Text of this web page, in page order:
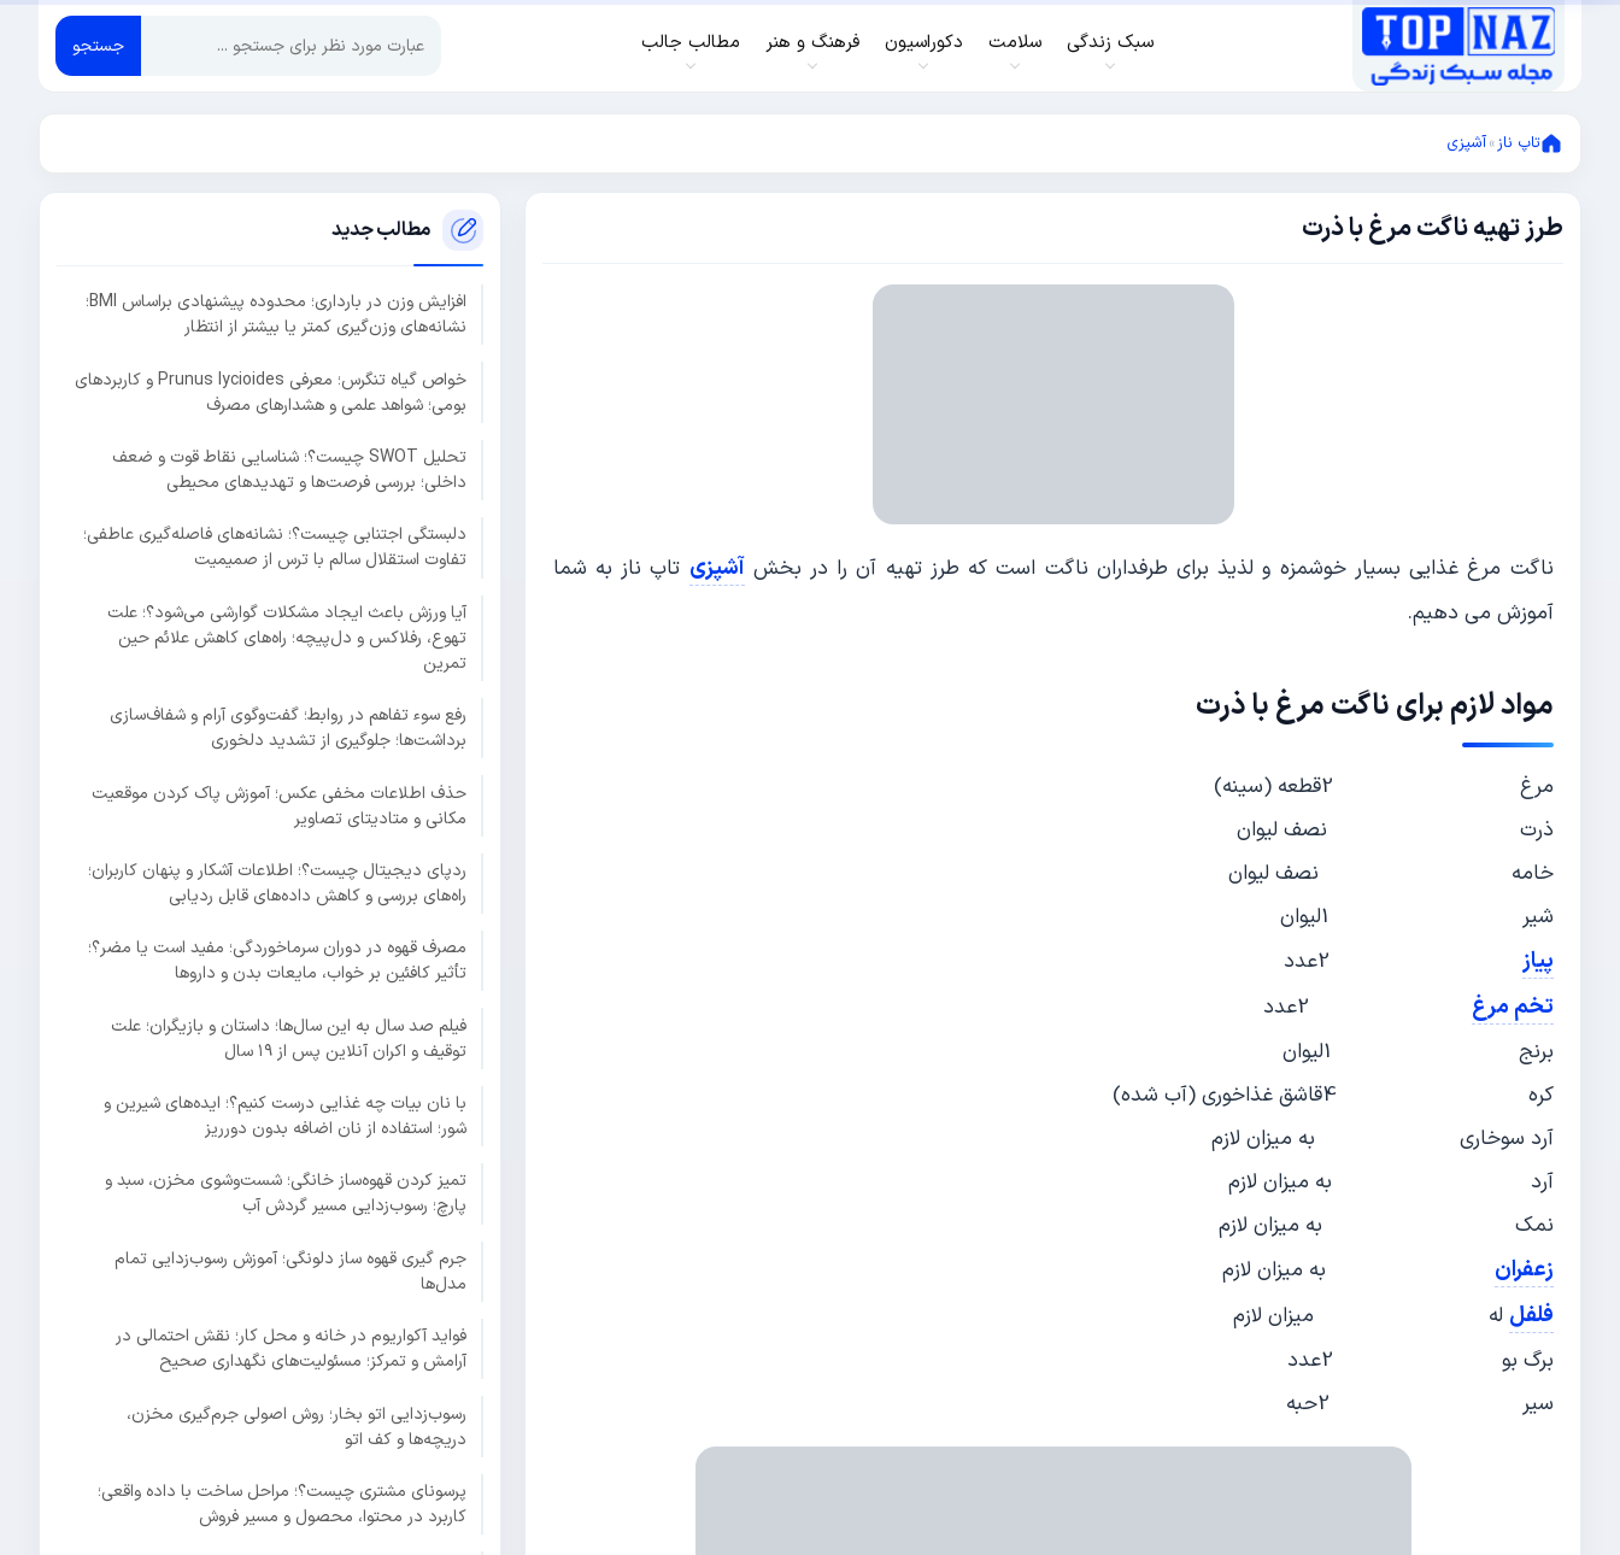
سبک زندگی سلامت دکوراسیون فرهنگ و هنر مطالب جالب جستجو
تاپ ناز»آشپزی
طرز تهیه ناگت مرغ با ذرت
ژانویه
ناگت مرغ غذایی بسیار خوشمزه و لذیذ برای طرفداران ناگت است که طرز تهیه آن را در بخش آشپزی تاپ ناز به شما
آموزش می دهیم.
مواد لازم برایناگت مرغ با ذرت
مرغ 2قطعه (سینه)
ذرت نصف لیوان
خامه نصف لیوان
شیر 1لیوان
پیاز
تخم مرغ
برنج 1لیوان
کره 4قاشق غذاخوری (آب شده)
آرد سوخاری به میزان لازم
آرد به میزان لازم
نمک به میزان لازم
زعفران به میزان لازم
فلفل له میزان لازم
برگ بو 2عدد
سیر 2حبه
مطالب جدید
افزایش وزن در بارداری؛ محدوده پیشنهادی براساس BMI؛
نشانه‌های وزن‌گیری کمتر یا بیشتر از انتظار
خواص گیاه تنگرس؛ معرفی Prunus lycioides و کاربردهای
بومی؛ شواهد علمی و هشدارهای مصرف
تحلیل SWOT چیست؟؛ شناسایی نقاط قوت و ضعف
داخلی؛ بررسی فرصت‌ها و تهدیدهای محیطی
دلبستگی اجتنابی چیست؟؛ نشانه‌های فاصله‌گیری عاطفی؛
تفاوت استقلال سالم با ترس از صمیمیت
آیا ورزش باعث ایجاد مشکلات گوارشی می‌شود؟؛ علت
تهوع، رفلاکس و دل‌پیچه؛ راه‌های کاهش علائم حین
تمرین
رفع سوء تفاهم در روابط؛ گفت‌وگوی آرام و شفاف‌سازی
برداشت‌ها؛ جلوگیری از تشدید دلخوری
حذف اطلاعات مخفی عکس؛ آموزش پاک کردن موقعیت
مکانی و متادیتای تصاویر
ردپای دیجیتال چیست؟؛ اطلاعات آشکار و پنهان کاربران؛
راه‌های بررسی و کاهش داده‌های قابل ردیابی
مصرف قهوه در دوران سرماخوردگی؛ مفید است یا مضر؟؛
تأثیر کافئین بر خواب، مایعات بدن و داروها
فیلم صد سال به این سال‌ها؛ داستان و بازیگران؛ علت
توقیف و اکران آنلاین پس از ۱۹ سال
با نان بیات چه غذایی درست کنیم؟؛ ایده‌های شیرین و
شور؛ استفاده از نان اضافه بدون دورریز
تمیز کردن قهوه‌ساز خانگی؛ شست‌وشوی مخزن، سبد و
پارچ؛ رسوب‌زدایی مسیر گردش آب
جرم گیری قهوه ساز دلونگی؛ آموزش رسوب‌زدایی تمام
مدل‌ها
فواید آکواریوم در خانه و محل کار؛ نقش احتمالی در
آرامش و تمرکز؛ مسئولیت‌های نگهداری صحیح
رسوب‌زدایی اتو بخار؛ روش اصولی جرم‌گیری مخزن،
دریچه‌ها و کف اتو
پرسونای مشتری چیست؟؛ مراحل ساخت با داده واقعی؛
کاربرد در محتوا، محصول و مسیر فروش